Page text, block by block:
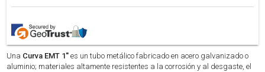
Una Curva EMT 1'' es un tubo metálico fabricado en acero galvanizado o
aluminio; materiales altamente resistentes a la corrosión y al desgaste, el